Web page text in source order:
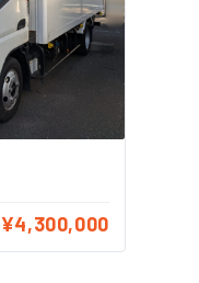
¥4,300,000